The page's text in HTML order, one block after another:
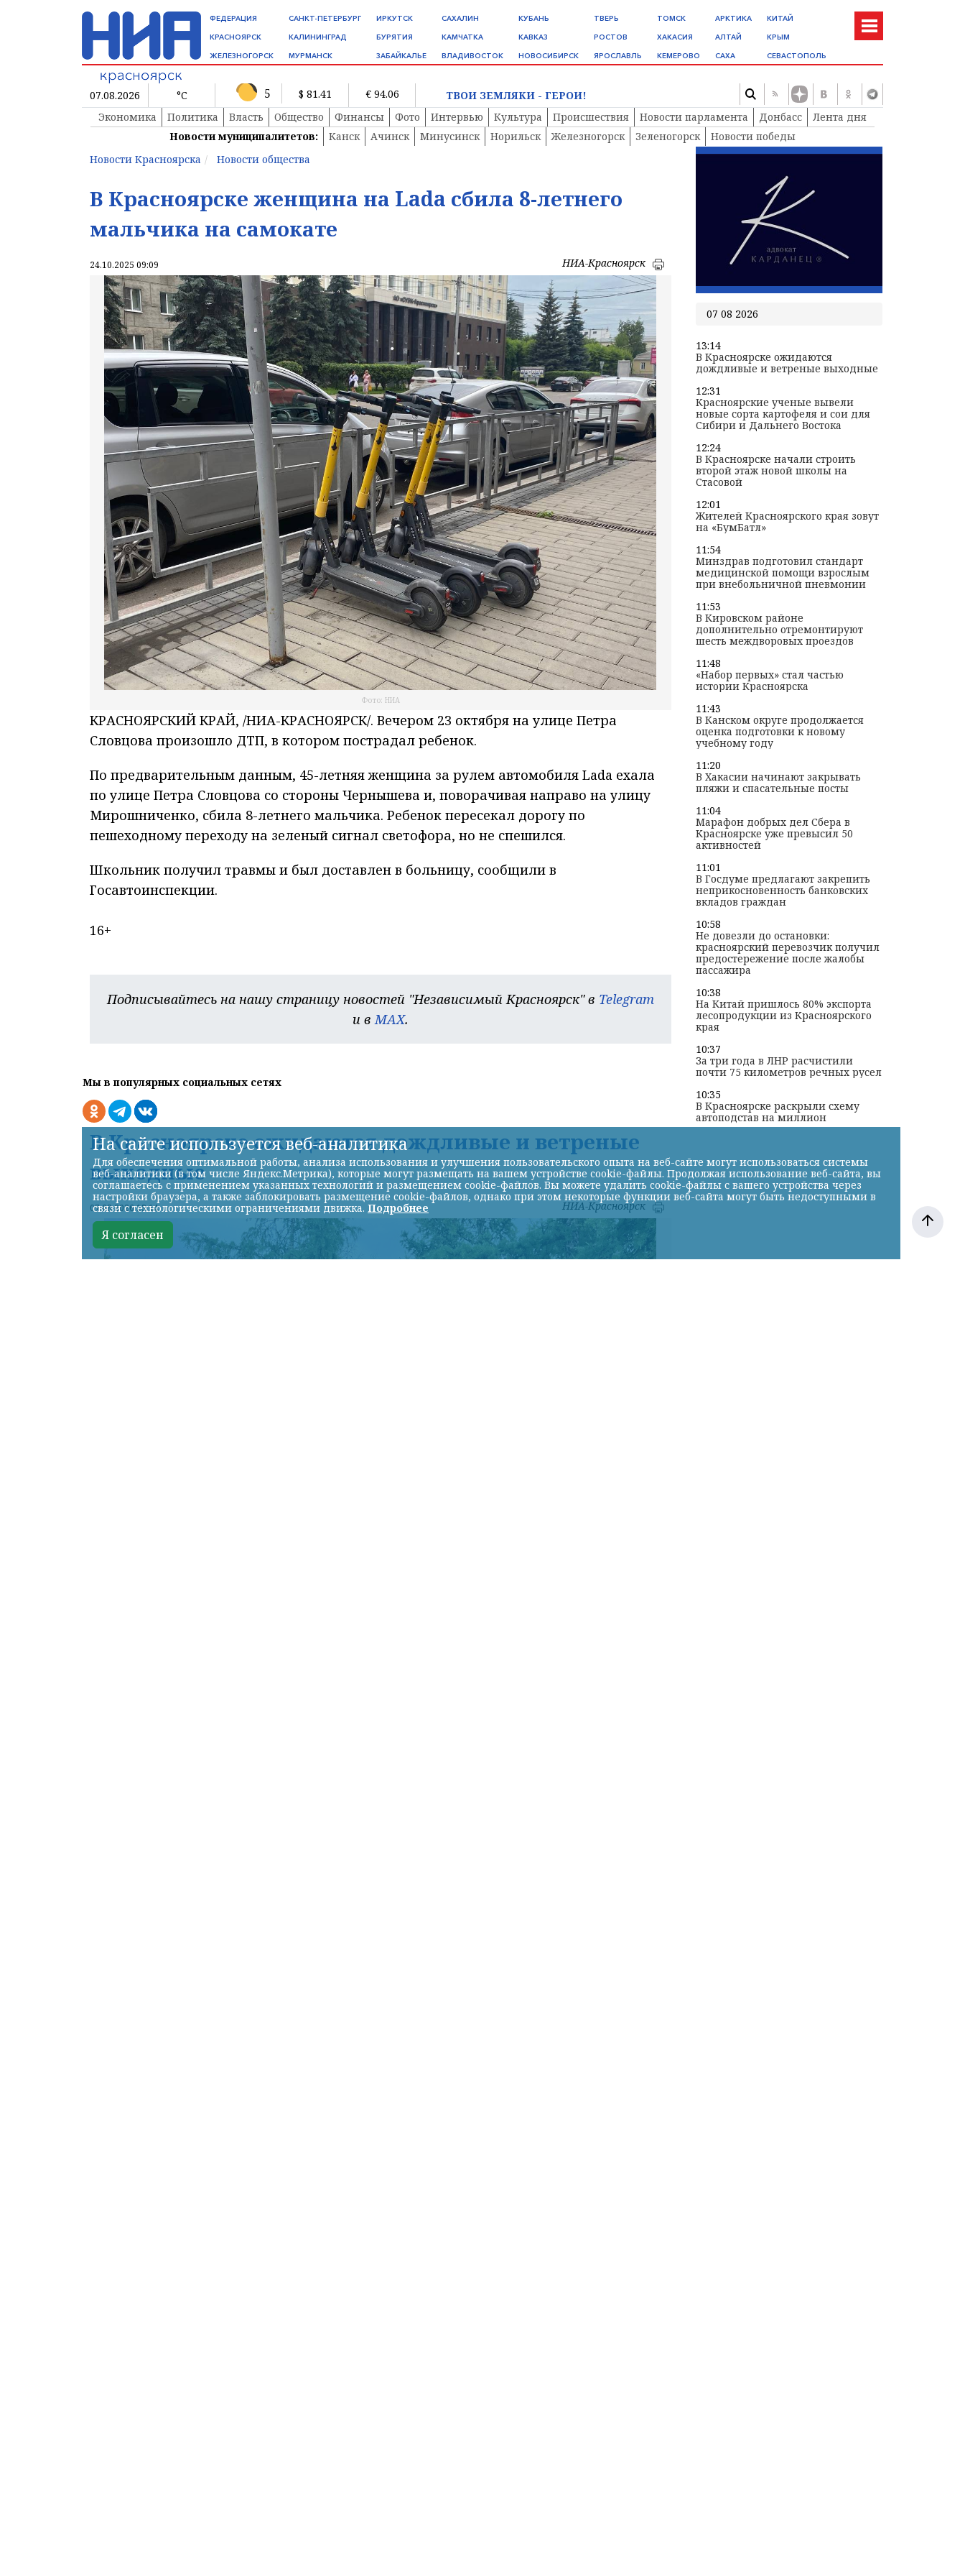
ФЕДЕРАЦИЯ
КРАСНОЯРСК
ЖЕЛЕЗНОГОРСК
САНКТ-ПЕТЕРБУРГ
КАЛИНИНГРАД
МУРМАНСК
ИРКУТСК
БУРЯТИЯ
ЗАБАЙКАЛЬЕ
САХАЛИН
КАМЧАТКА
ВЛАДИВОСТОК
КУБАНЬ
КАВКАЗ
НОВОСИБИРСК
ТВЕРЬ
РОСТОВ
ЯРОСЛАВЛЬ
ТОМСК
ХАКАСИЯ
КЕМЕРОВО
АРКТИКА
АЛТАЙ
САХА
КИТАЙ
КРЫМ
СЕВАСТОПОЛЬ
07.08.2026 °C 5 $ 81.41 € 94.06
ТВОИ ЗЕМЛЯКИ - ГЕРОИ!
Экономика
Политика Власть Общество Финансы Фото Интервью Культура Происшествия Новости парламента Донбасс
Лента дня
Новости муниципалитетов:
Канск Ачинск Минусинск Норильск Железногорск Зеленогорск
Новости победы
Новости Красноярска
Новости общества
В Красноярске женщина на Lada сбила 8-летнего
мальчика на самокате
24.10.2025 09:09 НИА-Красноярск
Фото: НИА
КРАСНОЯРСКИЙ КРАЙ, /НИА-КРАСНОЯРСК/. Вечером 23 октября на улице Петра
Словцова произошло ДТП, в котором пострадал ребенок.
По предварительным данным, 45-летняя женщина за рулем автомобиля Lada ехала
по улице Петра Словцова со стороны Чернышева и, поворачивая направо на улицу
Мирошниченко, сбила 8-летнего мальчика. Ребенок пересекал дорогу по
пешеходному переходу на зеленый сигнал светофора, но не спешился.
Школьник получил травмы и был доставлен в больницу, сообщили в
Госавтоинспекции.
16+
Подписывайтесь на нашу страницу новостей "Независимый Красноярск" в Telegram
и вMAX.
Мы в популярных социальных сетях
В Красноярске ожидаются дождливые и ветреные
выходные
07.08.2026 13:14 НИА-Красноярск
07 08 2026
13:14
В Красноярске ожидаются
дождливые и ветреные выходные
12:31
Красноярские ученые вывели
новые сорта картофеля и сои для
Сибири и Дальнего Востока
12:24
В Красноярске начали строить
второй этаж новой школы на
Стасовой
12:01
Жителей Красноярского края зовут
на «БумБатл»
11:54
Минздрав подготовил стандарт
медицинской помощи взрослым
при внебольничной пневмонии
11:53
В Кировском районе
дополнительно отремонтируют
шесть междворовых проездов
11:48
«Набор первых» стал частью
истории Красноярска
11:43
В Канском округе продолжается
оценка подготовки к новому
учебному году
11:20
В Хакасии начинают закрывать
пляжи и спасательные посты
11:04
Марафон добрых дел Сбера в
Красноярске уже превысил 50
активностей
11:01
В Госдуме предлагают закрепить
неприкосновенность банковских
вкладов граждан
10:58
Не довезли до остановки:
красноярский перевозчик получил
предостережение после жалобы
пассажира
10:38
На Китай пришлось 80% экспорта
лесопродукции из Красноярского
края
10:37
За три года в ЛНР расчистили
почти 75 километров речных русел
10:35
В Красноярске раскрыли схему
автоподстав на миллион
На сайте используется веб-аналитика
Для обеспечения оптимальной работы, анализа использования и улучшения пользовательского опыта на веб-сайте могут использоваться системы
веб-аналитики (в том числе Яндекс.Метрика), которые могут размещать на вашем устройстве cookie-файлы. Продолжая использование веб-сайта, вы
соглашаетесь с применением указанных технологий и размещением cookie-файлов. Вы можете удалить cookie-файлы с вашего устройства через
настройки браузера, а также заблокировать размещение cookie-файлов, однако при этом некоторые функции веб-сайта могут быть недоступными в
связи с технологическими ограничениями движка. Подробнее
Я согласен